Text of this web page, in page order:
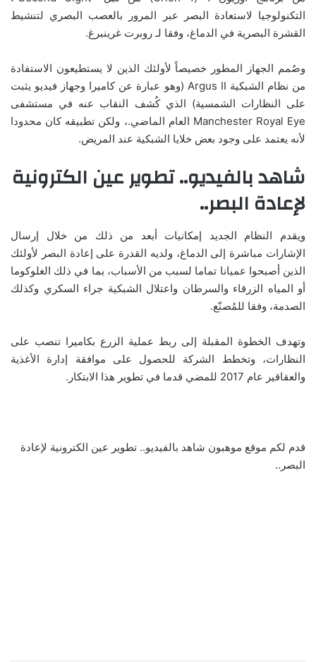
التكنولوجيا لاستعادة البصر عبر المرور بالعصب البصري لتنشيط
القشرة البصرية في الدماغ، وفقا لـ روبرت غرينبرغ.
وصُمم الجهاز المطور خصيصاً لأولئك الذين لا يستطيعون الاستفادة
من نظام الشبكية Argus II (وهو عبارة عن كاميرا وجهاز فيديو يثبت
على النظارات الشمسية) الذي كُشف النقاب عنه في مستشفى
Manchester Royal Eye العام الماضي.، ولكن تطبيقه كان محدودا
لأنه يعتمد على وجود بعض خلايا الشبكية عند المريض.
شاهد بالفيديو.. تطوير عين الكترونية
لإعادة البصر..
ويقدم النظام الجديد إمكانيات أبعد من ذلك من خلال إرسال
الإشارات مباشرة إلى الدماغ، ولديه القدرة على إعادة البصر لأولئك
الذين أصبحوا عميانا تماما لسبب من الأسباب، بما في ذلك الغلوكوما
أو المياه الزرقاء والسرطان واعتلال الشبكية جراء السكري وكذلك
الصدمة، وفقا للمُصنّع.
وتهدف الخطوة المقبلة إلى ربط عملية الزرع بكاميرا تنصب على
النظارات، وتخطط الشركة للحصول على موافقة إدارة الأغذية
والعقاقير عام 2017 للمضي قدما في تطوير هذا الابتكار.
قدم لكم موقع موهبون شاهد بالفيديو.. تطوير عين الكترونية لإعادة
البصر..